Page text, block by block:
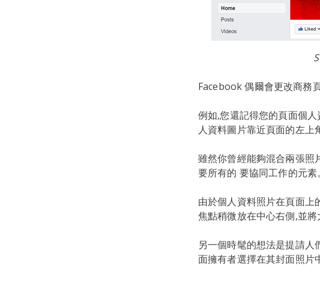
Facebook 偶爾會更改商務
例如,您還記得您的頁面個
人資料圖片靠近頁面的左上
雖然你曾經能夠混合兩張照
要所有的 要協同工作的元素。
由於個人資料照片在頁面
焦點稍微放在中心右側,並將
另一個時髦的想法是提請人
面擁有者選擇在其封面照片